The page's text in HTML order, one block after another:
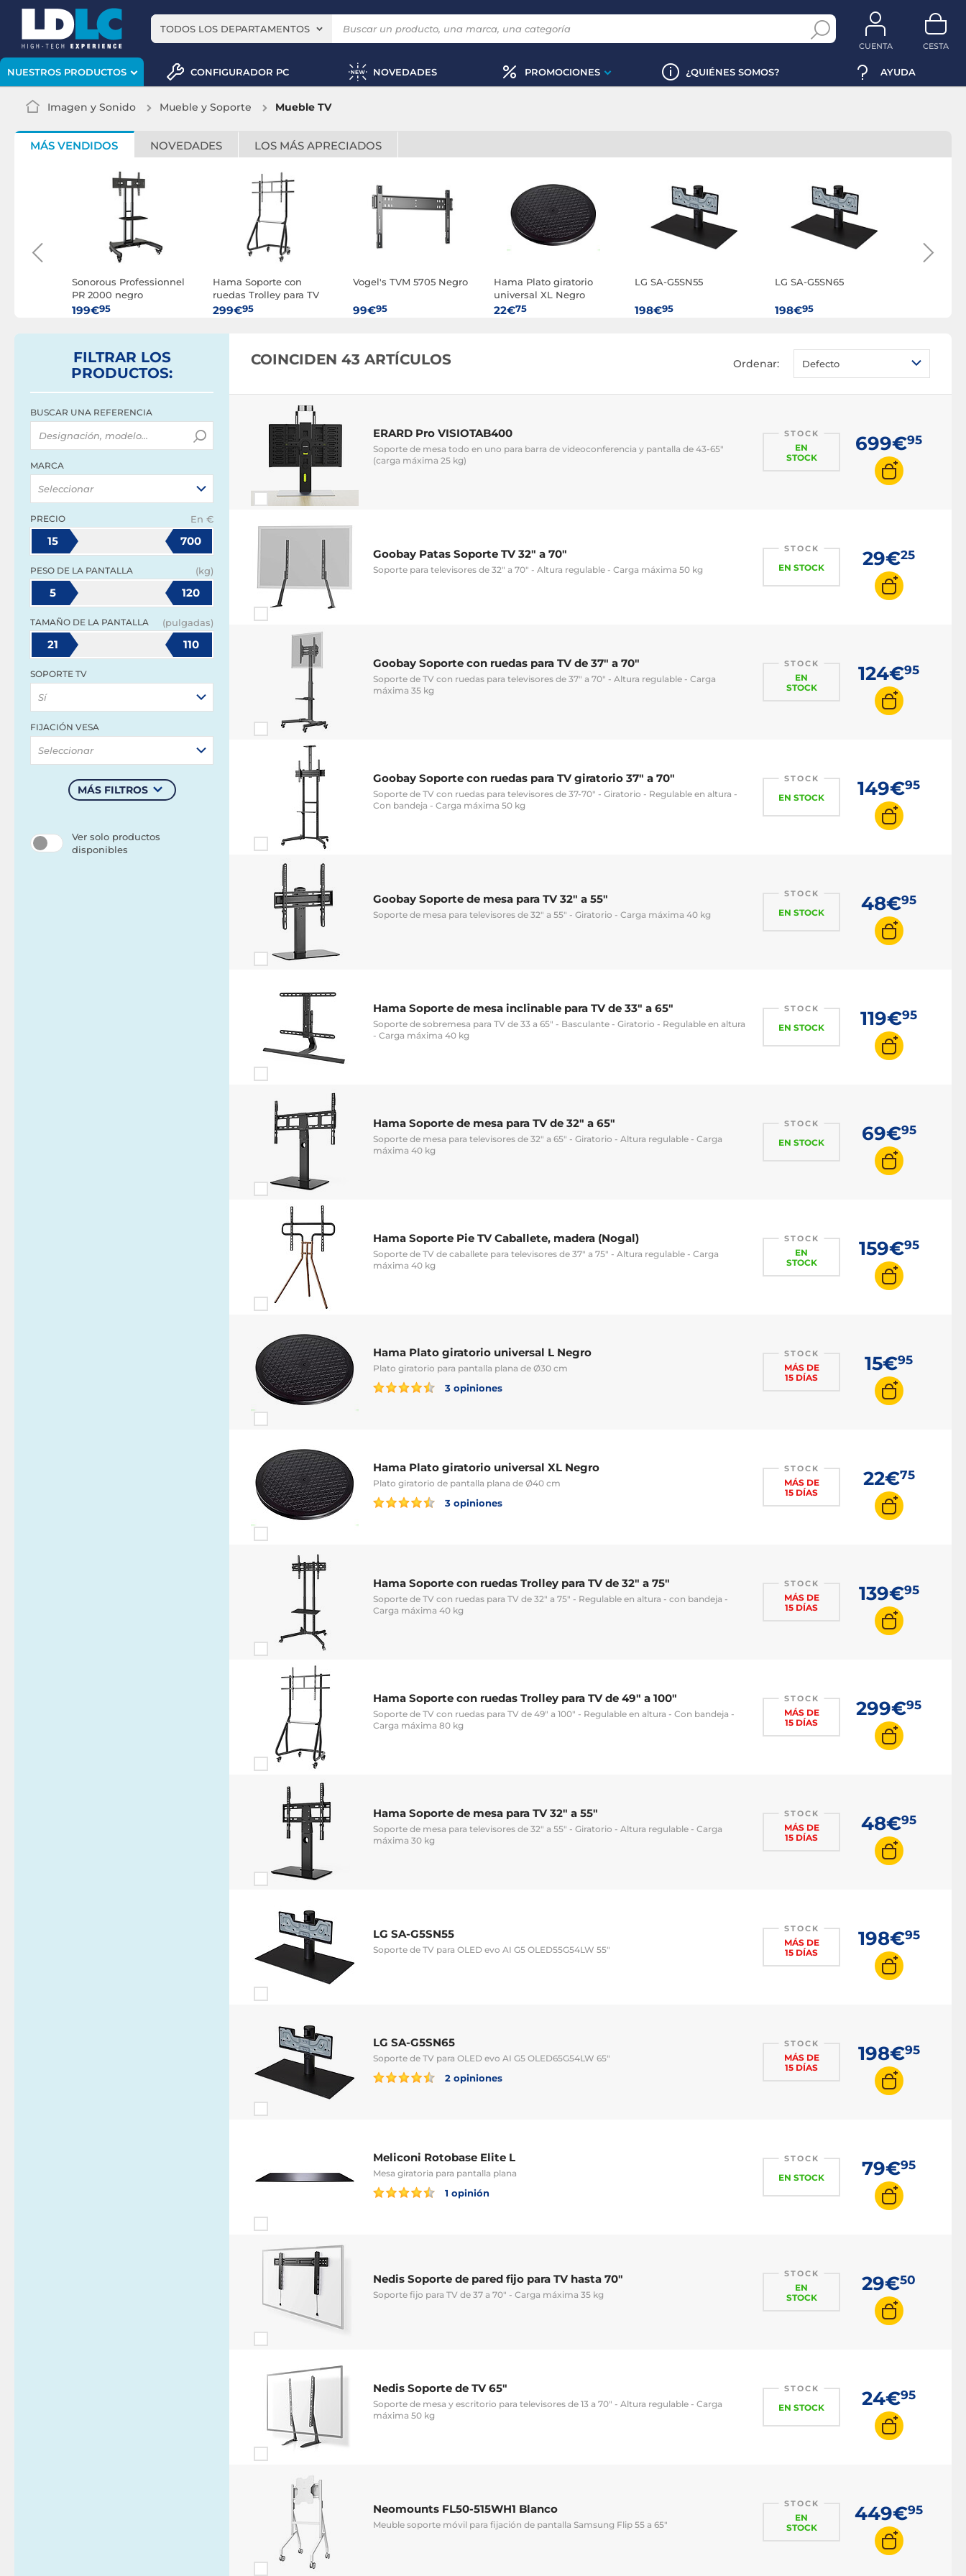
TODOS LOS DEPARTAMENTOS
CUENTA CESTA
NUESTROS PRODUCTOS CONFIGURADOR PC NOVEDADES PROMOCIONES ¿QUIÉNES SOMOS? AYUDA
Imagen y Sonido Mueble y Soporte Mueble TV
MÁS VENDIDOS NOVEDADES LOS MÁS APRECIADOS
Sonorous Professionnel
PR 2000 negro
199€95
Hama Soporte con
ruedas Trolley para TV
de 49" a 100"
299€95
Vogel's TVM 5705 Negro
99€95
Hama Plato giratorio
universal XL Negro
22€75
LG SA-G5SN55
198€95
LG SA-G5SN65
198€95
FILTRAR LOS
PRODUCTOS:
BUSCAR UNA REFERENCIA
MARCA
Seleccionar
PRECIO En €
15 700
PESO DE LA PANTALLA (kg)
5 120
TAMAÑO DE LA PANTALLA (pulgadas)
21 110
SOPORTE TV
Sí
FIJACIÓN VESA
Seleccionar
MÁS FILTROS
Ver solo productos
disponibles
COINCIDEN 43 ARTÍCULOS Ordenar: Defecto
ERARD Pro VISIOTAB400
Soporte de mesa todo en uno para barra de videoconferencia y pantalla de 43-65"
(carga máxima 25 kg)
STOCK
EN
STOCK
699€95
Goobay Patas Soporte TV 32" a 70"
Soporte para televisores de 32" a 70" - Altura regulable - Carga máxima 50 kg
STOCK
EN STOCK 29€25
Goobay Soporte con ruedas para TV de 37" a 70"
Soporte de TV con ruedas para televisores de 37" a 70" - Altura regulable - Carga
máxima 35 kg
STOCK
EN
STOCK
124€95
Goobay Soporte con ruedas para TV giratorio 37" a 70"
Soporte de TV con ruedas para televisores de 37-70" - Giratorio - Regulable en altura -
Con bandeja - Carga máxima 50 kg
STOCK
EN STOCK 149€95
Goobay Soporte de mesa para TV 32" a 55"
Soporte de mesa para televisores de 32" a 55" - Giratorio - Carga máxima 40 kg
STOCK
EN STOCK 48€95
Hama Soporte de mesa inclinable para TV de 33" a 65"
Soporte de sobremesa para TV de 33 a 65" - Basculante - Giratorio - Regulable en altura
- Carga máxima 40 kg
STOCK
EN STOCK 119€95
Hama Soporte de mesa para TV de 32" a 65"
Soporte de mesa para televisores de 32" a 65" - Giratorio - Altura regulable - Carga
máxima 40 kg
STOCK
EN STOCK 69€95
Hama Soporte Pie TV Caballete, madera (Nogal)
Soporte de TV de caballete para televisores de 37" a 75" - Altura regulable - Carga
máxima 40 kg
STOCK
EN
STOCK
159€95
Hama Plato giratorio universal L Negro
Plato giratorio para pantalla plana de Ø30 cm
3 opiniones
STOCK
MÁS DE
15 DÍAS
15€95
Hama Plato giratorio universal XL Negro
Plato giratorio de pantalla plana de Ø40 cm
3 opiniones
STOCK
MÁS DE
15 DÍAS
22€75
Hama Soporte con ruedas Trolley para TV de 32" a 75"
Soporte de TV con ruedas para TV de 32" a 75" - Regulable en altura - con bandeja -
Carga máxima 40 kg
STOCK
MÁS DE
15 DÍAS
139€95
Hama Soporte con ruedas Trolley para TV de 49" a 100"
Soporte de TV con ruedas para TV de 49" a 100" - Regulable en altura - Con bandeja -
Carga máxima 80 kg
STOCK
MÁS DE
15 DÍAS
299€95
Hama Soporte de mesa para TV 32" a 55"
Soporte de mesa para televisores de 32" a 55" - Giratorio - Altura regulable - Carga
máxima 30 kg
STOCK
MÁS DE
15 DÍAS
48€95
LG SA-G5SN55
Soporte de TV para OLED evo AI G5 OLED55G54LW 55"
STOCK
MÁS DE
15 DÍAS
198€95
LG SA-G5SN65
Soporte de TV para OLED evo AI G5 OLED65G54LW 65"
2 opiniones
STOCK
MÁS DE
15 DÍAS
198€95
Meliconi Rotobase Elite L
Mesa giratoria para pantalla plana
1 opinión
STOCK
EN STOCK 79€95
Nedis Soporte de pared fijo para TV hasta 70"
Soporte fijo para TV de 37 a 70" - Carga máxima 35 kg
STOCK
EN
STOCK
29€50
Nedis Soporte de TV 65"
Soporte de mesa y escritorio para televisores de 13 a 70" - Altura regulable - Carga
máxima 50 kg
STOCK
EN STOCK 24€95
Neomounts FL50-515WH1 Blanco
Meuble soporte móvil para fijación de pantalla Samsung Flip 55 a 65"
STOCK
EN
STOCK
449€95